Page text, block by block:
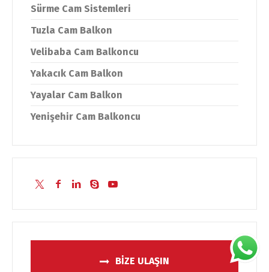
Sürme Cam Sistemleri
Tuzla Cam Balkon
Velibaba Cam Balkoncu
Yakacık Cam Balkon
Yayalar Cam Balkon
Yenişehir Cam Balkoncu
BİZE ULAŞIN